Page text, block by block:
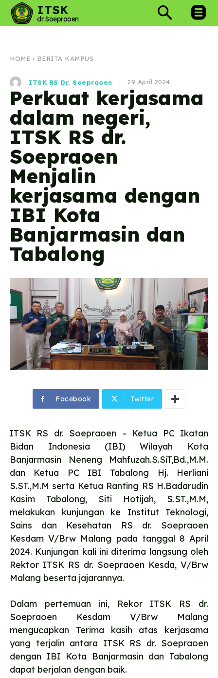
ITSK
dr. Soepraoen
HOME BERITA KAMPUS
ITSK RS Dr. Soepraoen 29 April 2024
Perkuat kerjasama
dalam negeri,
ITSK RS dr.
Soepraoen
Menjalin
kerjasama dengan
IBI Kota
Banjarmasin dan
Tabalong
Facebook Twitter
ITSK RS dr. Soepraoen – Ketua PC Ikatan
Bidan Indonesia (IBI) Wilayah Kota
Banjarmasin Neneng Mahfuzah.S.SiT,Bd.,M.M.
dan Ketua PC IBI Tabalong Hj. Herliani
S.ST.,M.M serta Ketua Ranting RS H.Badarudin
Kasim Tabalong, Siti Hotijah, S.ST.,M.M,
melakukan kunjungan ke Institut Teknologi,
Sains dan Kesehatan RS dr. Soepraoen
Kesdam V/Brw Malang pada tanggal 8 April
2024. Kunjungan kali ini diterima langsung oleh
Rektor ITSK RS dr. Soepraoen Kesda, V/Brw
Malang beserta jajarannya.
Dalam pertemuan ini, Rekor ITSK RS dr.
Soepraoen Kesdam V/Brw Malang
mengucapkan Terima kasih atas kerjasama
yang terjalin antara ITSK RS dr. Soepraoen
dengan IBI Kota Banjarmasin dan Tabalong
dapat berjalan dengan baik.